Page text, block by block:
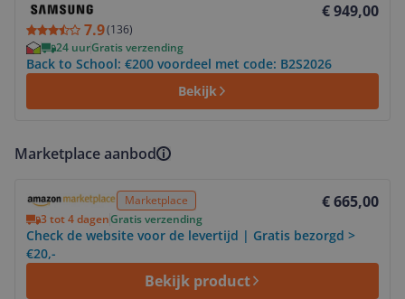
7.9(136)
€ 949,00
24 uurGratis verzending
Back to School: €200 voordeel met code: B2S2026
Bekijk
Marketplace aanbod
Marketplace € 665,00
3 tot 4 dagenGratis verzending
Check de website voor de levertijd | Gratis bezorgd >
€20,-
Bekijk product